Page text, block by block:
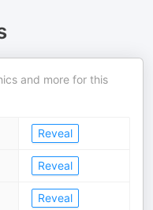
and more for this
Reveal
Reveal
Reveal